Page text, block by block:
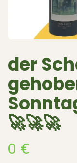
der
🚀🚀🚀
0 €